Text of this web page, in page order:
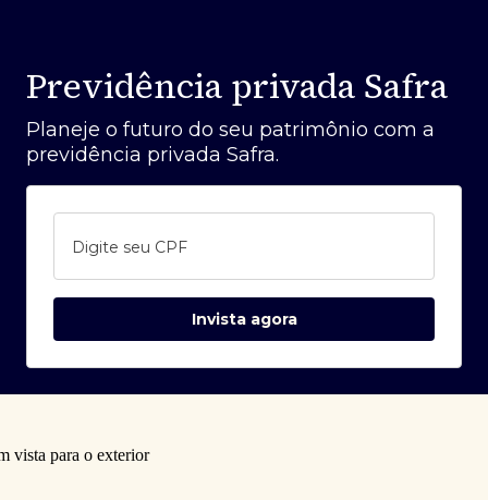
Previdência privada Safra
Planeje o futuro do seu patrimônio com a
previdência privada Safra.
Digite seu CPF
Invista agora